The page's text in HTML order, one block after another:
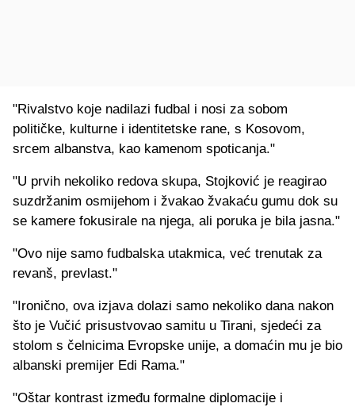
"Rivalstvo koje nadilazi fudbal i nosi za sobom
političke, kulturne i identitetske rane, s Kosovom,
srcem albanstva, kao kamenom spoticanja."
"U prvih nekoliko redova skupa, Stojković je reagirao
suzdržanim osmijehom i žvakao žvakaću gumu dok su
se kamere fokusirale na njega, ali poruka je bila jasna."
"Ovo nije samo fudbalska utakmica, već trenutak za
revanš, prevlast."
"Ironično, ova izjava dolazi samo nekoliko dana nakon
što je Vučić prisustvovao samitu u Tirani, sjedeći za
stolom s čelnicima Evropske unije, a domaćin mu je bio
albanski premijer Edi Rama."
"Oštar kontrast između formalne diplomacije i